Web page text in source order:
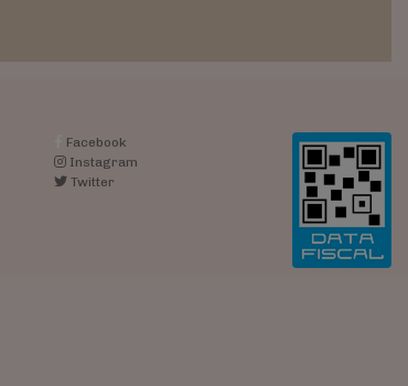
Facebook
Instagram
Twitter